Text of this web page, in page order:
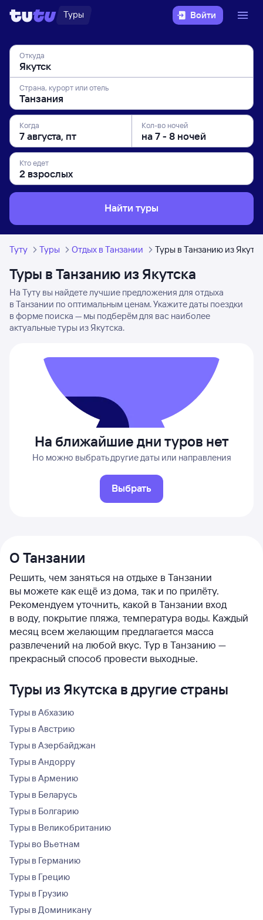
Туры Войти
Откуда
Страна, курорт или отель
Когда Кол-во ночей
Кто едет
Найти туры
Туту Туры Отдых в Танзании Туры в Танзанию из
Туры в Танзанию из Якутска
На Туту вы найдете лучшие предложения для отдыха
в Танзании по оптимальным ценам. Укажите даты поездки
в форме поиска — мы подберём для вас наиболее
актуальные туры из Якутска.
На ближайшие дни туров нет
Но можно выбрать другие даты или направления
Выбрать
О Танзании
Решить, чем заняться на отдыхе в Танзании
вы можете как ещё из дома, так и по прилёту.
Рекомендуем уточнить, какой в Танзании вход
в воду, покрытие пляжа, температура воды. Каждый
месяц всем желающим предлагается масса
развлечений на любой вкус. Тур в Танзанию —
прекрасный способ провести выходные.
Туры из Якутска в другие страны
Туры в Абхазию
Туры в Австрию
Туры в Азербайджан
Туры в Андорру
Туры в Армению
Туры в Беларусь
Туры в Болгарию
Туры в Великобританию
Туры во Вьетнам
Туры в Германию
Туры в Грецию
Туры в Грузию
Туры в Доминикану